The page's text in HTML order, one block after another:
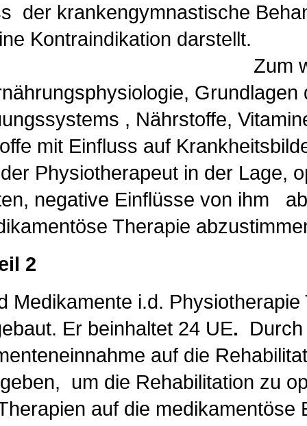
der krankengymnastische
sogar eine
folgt die
, Nährstoffe,
mit
Physiotherapeut in der Lage,
negative Einflüsse von ihm
2
Medikamente i.d.
Er beinhaltet 24 UE.
auf die
um die Rehabilitation zu
auf die